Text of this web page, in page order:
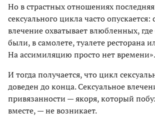
Но в страстных отношениях
сексуального цикла часто опускается:
влечение охватывает влюбленных,
были, в самолете, туалете ресторана
На ассимиляцию просто нет времени».
И тогда получается, что цикл
доведен до конца. Сексуальное
привязанности — якоря, который
вместе, — не возникает.